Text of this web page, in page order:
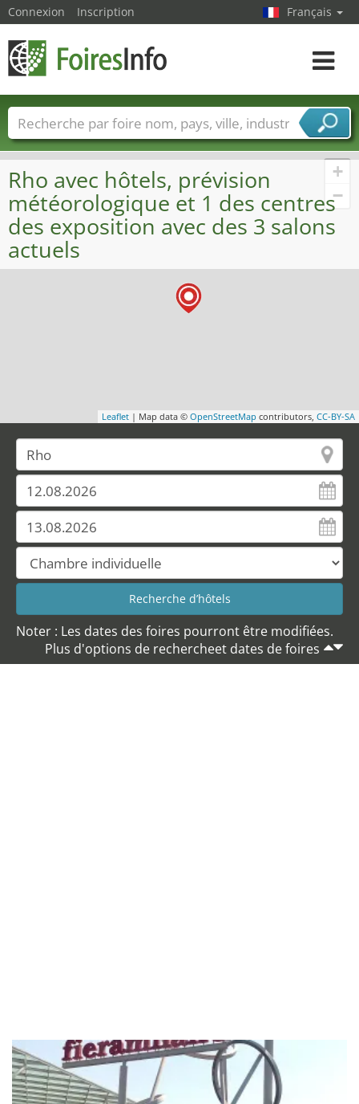
+
−
Leaflet | Map data © OpenStreetMap contributors, CC-BY-SA
Rho avec hôtels, prévision
météorologique et 1 des centres
des exposition avec des 3 salons
actuels
Noter : Les dates des foires pourront être modifiées.
Plus d'options de rechercheet dates de foires
Connexion Inscription Français
Toggle
Foire noms Pays Villes
Secteurs de foire
Secteurs du fournisseur de services